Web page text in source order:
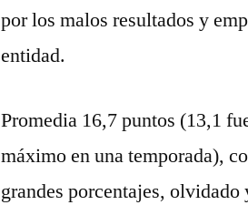
por los malos resultados y
entidad.
Promedia 16,7 puntos (13,1
máximo en una temporada),
grandes porcentajes, olvidado